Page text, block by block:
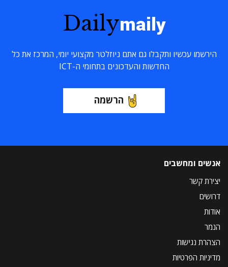
Dailymaily
הירשמו עכשיו ותקבלו גם אתם ניוזלטר מקצועי יומי, המרכז את כל
החדשות והעדכונים בתחומי ה-ICT
הרשמה
אנשים ומחשבים
יצירת קשר
דרושים
אודות
הנמר
הצהרת נגישות
מדיניות הפרטיות